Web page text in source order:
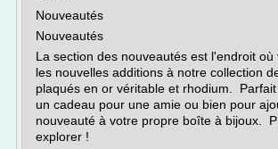
Nouveautés
Nouveautés
La section des nouveautés est l'endroit où
les nouvelles additions à notre collection
plaqués en or véritable et rhodium.
un cadeau pour une amie ou bien pour
nouveauté à votre propre boîte à bijoux.
explorer !